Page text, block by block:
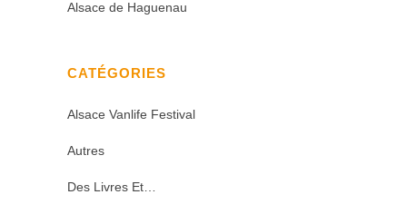
Alsace de Haguenau
CATÉGORIES
Alsace Vanlife Festival
Autres
Des Livres Et…